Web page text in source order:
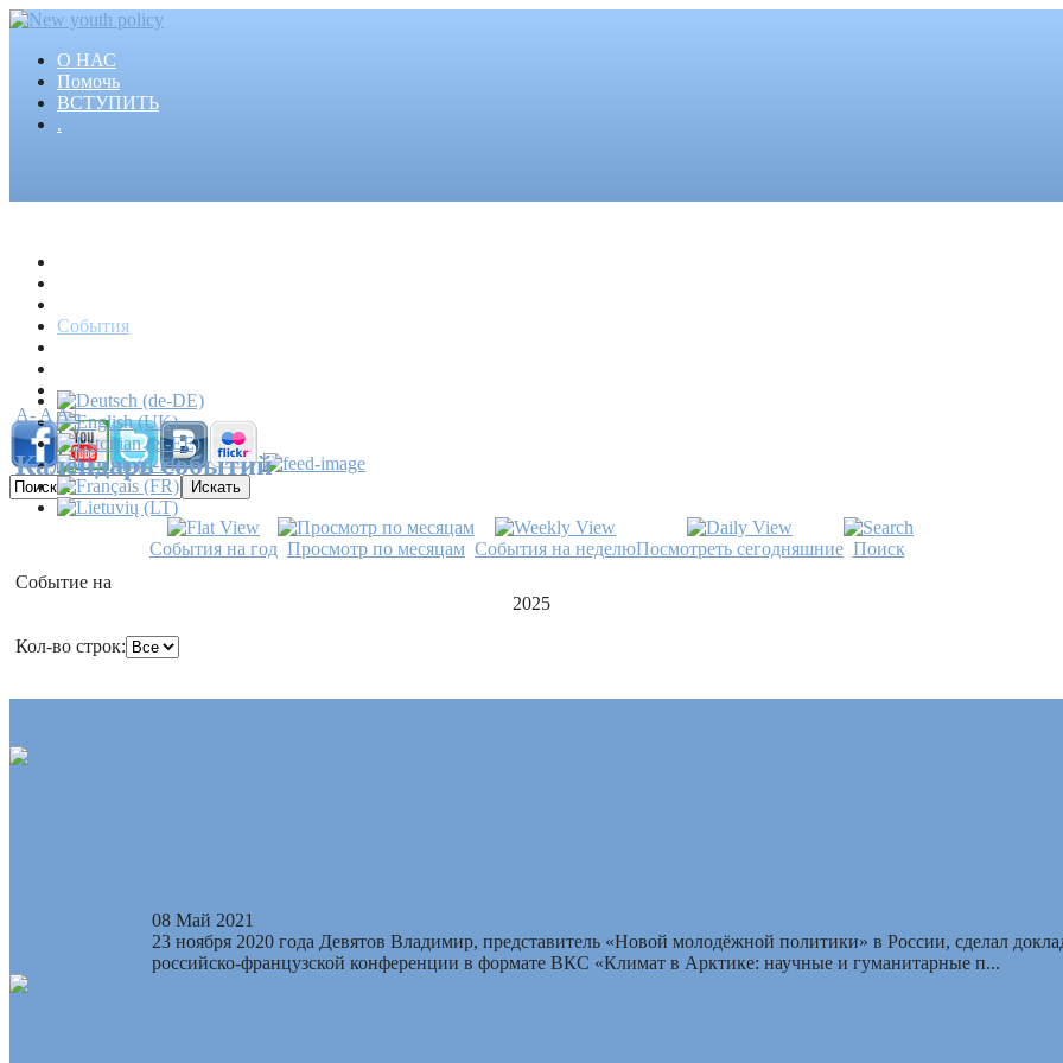
О НАС
Помочь
ВСТУПИТЬ
.
События
Пресса
A- A A+
Календарь событий
События на год Просмотр по месяцам События на неделюПосмотреть сегодняшние Поиск
Событие на
2025
Кол-во строк:
08 Май 2021
23 ноября 2020 года Девятов Владимир, представитель «Новой молодёжной политики» в России, сделал
российско-французской конференции в формате ВКС «Климат в Арктике: научные и гуманитарные п...